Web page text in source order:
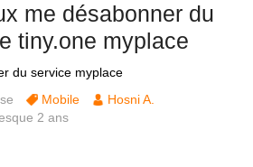
me désabonner du
tiny.one myplace
du service myplace
Mobile
Hosni A.
2 ans